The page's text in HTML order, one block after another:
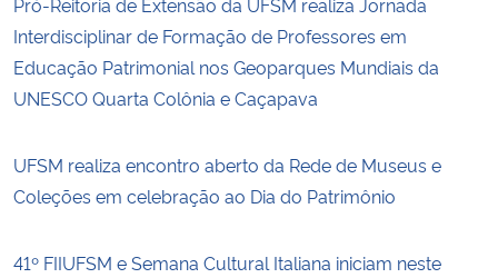
Interdisciplinar de Formação de Professores em
Educação Patrimonial nos Geoparques Mundiais da
UNESCO Quarta Colônia e Caçapava
UFSM realiza encontro aberto da Rede de Museus e
Coleções em celebração ao Dia do Patrimônio
41º FIIUFSM e Semana Cultural Italiana iniciam neste